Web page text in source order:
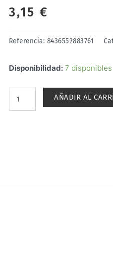
3,15 €
Referencia: 8436552883761
Disponibilidad: 7 disponibles
TOLETES
(2).
AÑADIR AL